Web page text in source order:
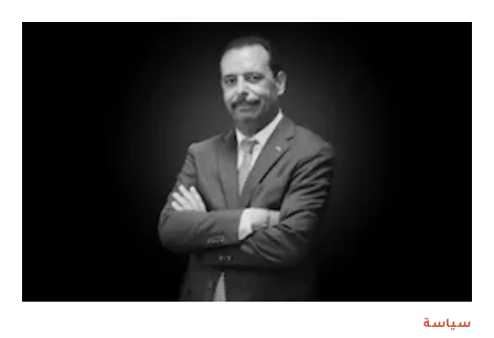
سياسة